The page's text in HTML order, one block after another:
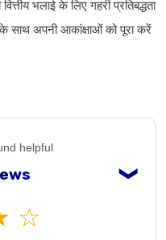
भलाई के लिए गहरी प्रतिबद्धता
साथ अपनी आकांक्षाओं को पूरा करें
helpful
❯
☆